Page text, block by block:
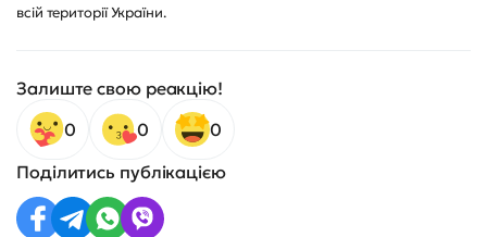
всій території України.
Залиште свою реакцію!
0
0
0
Поділитись публікацією